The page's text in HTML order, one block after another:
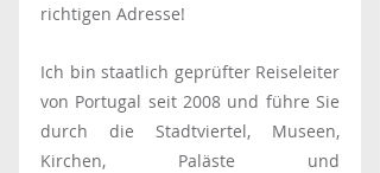
richtigen Adresse!
Ich bin staatlich geprüfter Reiseleiter
von Portugal seit 2008 und führe Sie
durch die Stadtviertel, Museen,
Kirchen, Paläste und